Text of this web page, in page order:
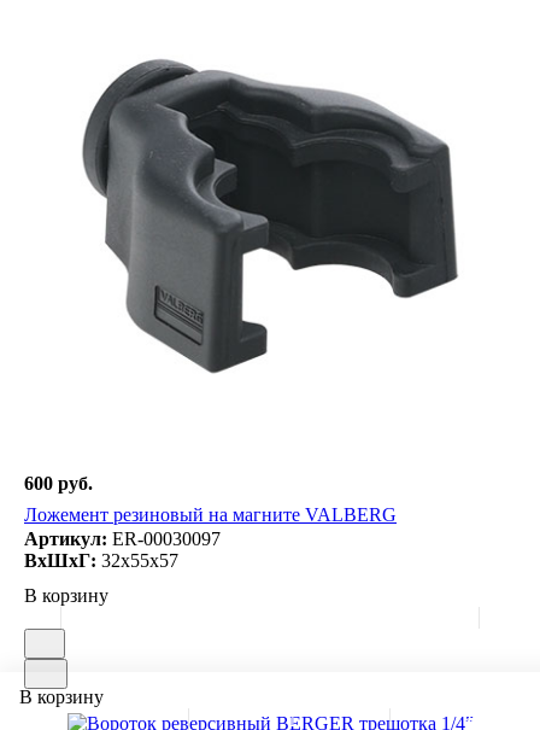
В корзину
600 руб.
Ложемент резиновый на магните VALBERG
Артикул: ER-00030097
ВxШxГ: 32x55x57
В корзину